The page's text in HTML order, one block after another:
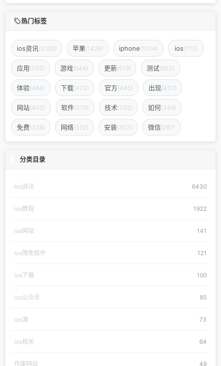
热门标签
ios资讯 (3108) 苹果(1426) iphone(1014) ios(775)
应用(735) 游戏(644) 更新(519) 测试(503)
体验(484) 下载(473) 官方(445) 出现(437)
网站(400) 软件(379) 技术(352) 如何(349)
免费(336) 网络(322) 安装(307) 微信(287)
分类目录
Ios资讯 6430
ios教程 1922
ios网站 141
ios限免软件 121
ios下载 100
ios公众号 85
ios源 73
ios相关 64
作废网站 49